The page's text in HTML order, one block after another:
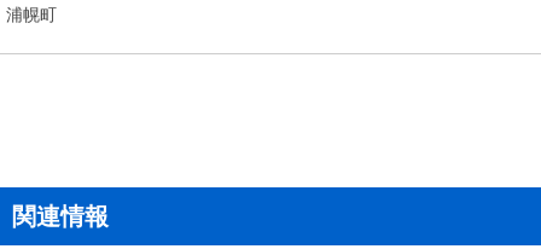
浦幌町
関連情報